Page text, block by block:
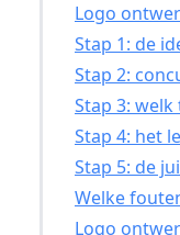
Logo
Stap 1: de
Stap 2:
Stap 3:
Stap 4: het
Stap 5: de
Welke
Logo